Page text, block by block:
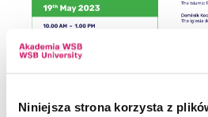
Niniejsza strona korzysta z